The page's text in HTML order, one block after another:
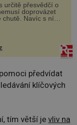
určitě přesvědčí o
doprovázet
chutě. Navíc s ní
hodně hladových
sádlo 3 kg šunky
česneku hl...
předvídat
klíčových
tím větší je vliv na